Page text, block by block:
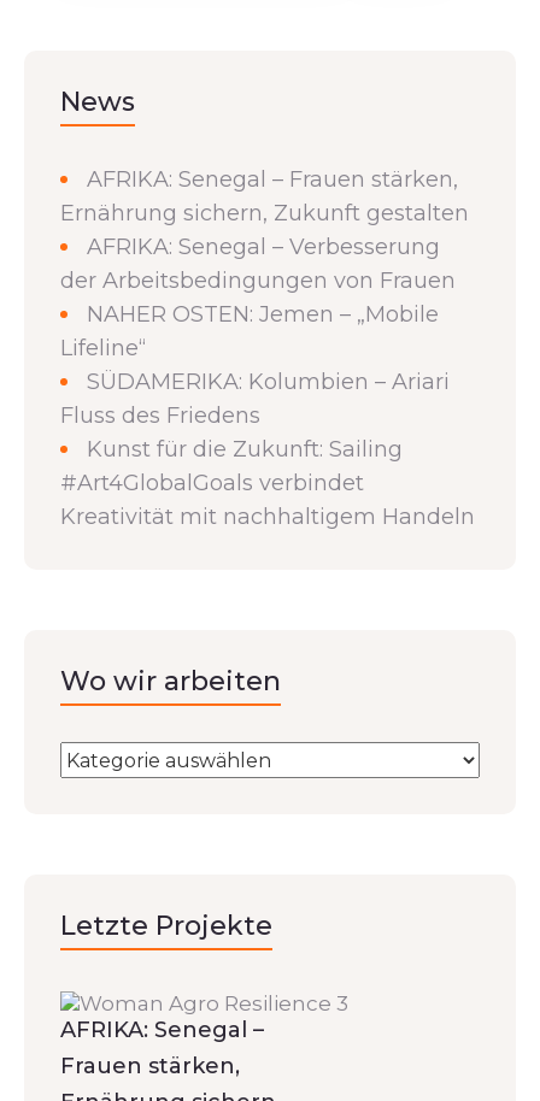
News
AFRIKA: Senegal – Frauen stärken,
Ernährung sichern, Zukunft gestalten
AFRIKA: Senegal – Verbesserung
der Arbeitsbedingungen von Frauen
NAHER OSTEN: Jemen – „Mobile
Lifeline“
SÜDAMERIKA: Kolumbien – Ariari
Fluss des Friedens
Kunst für die Zukunft: Sailing
#Art4GlobalGoals verbindet
Kreativität mit nachhaltigem Handeln
Wo wir arbeiten
Letzte Projekte
AFRIKA: Senegal –
Frauen stärken,